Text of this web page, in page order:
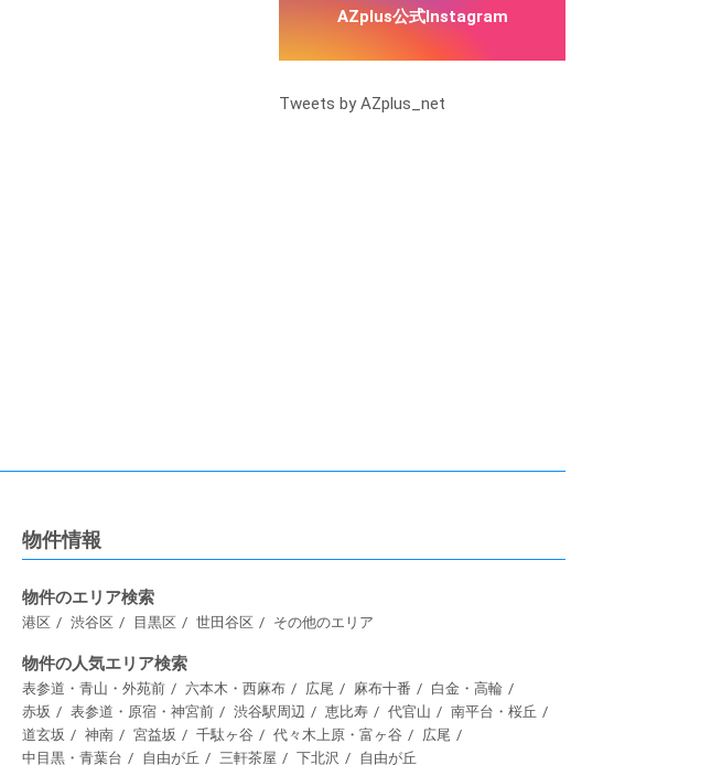
AZplus公式Instagram
Tweets by AZplus_net
物件情報
物件のエリア検索
港区 渋谷区 目黒区 世田谷区 その他のエリア
物件の人気エリア検索
表参道・青山・外苑前 六本木・西麻布 広尾 麻布十番
白金・高輪
赤坂
表参道・原宿・神宮前 渋谷駅周辺 恵比寿 代官山
南平台・桜丘
道玄坂
神南 宮益坂 千駄ヶ谷 代々木上原・富ヶ谷
広尾
中目黒・青葉台
自由が丘 三軒茶屋 下北沢 自由が丘